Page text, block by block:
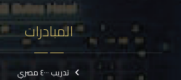
المبادرات
تدريب ٤٠٠٠ مصري